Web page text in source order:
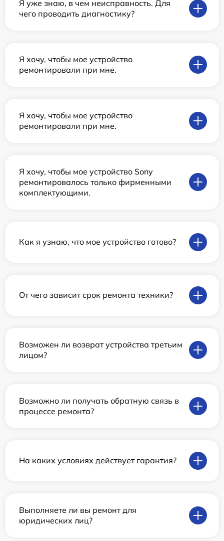
Я уже знаю, в чем неисправность. Для
чего проводить диагностику?
Я хочу, чтобы мое устройство
ремонтировали при мне.
Я хочу, чтобы мое устройство
ремонтировали при мне.
Я хочу, чтобы мое устройство Sony
ремонтировалось только фирменными
комплектующими.
Как я узнаю, что мое устройство готово?
От чего зависит срок ремонта техники?
Возможен ли возврат устройства третьим
лицом?
Возможно ли получать обратную связь в
процессе ремонта?
На каких условиях действует гарантия?
Выполняете ли вы ремонт для
юридических лиц?